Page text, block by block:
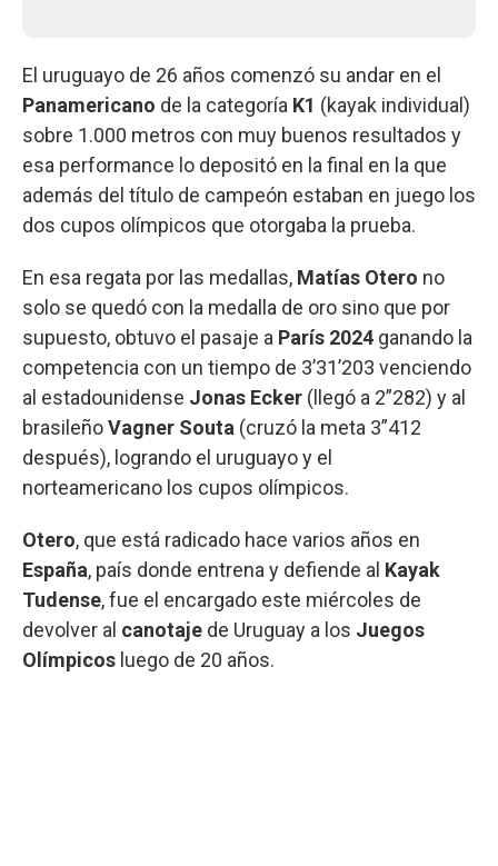
El uruguayo de 26 años comenzó su andar en el
Panamericano de la categoría K1 (kayak individual)
sobre 1.000 metros con muy buenos resultados y
esa performance lo depositó en la final en la que
además del título de campeón estaban en juego los
dos cupos olímpicos que otorgaba la prueba.
En esa regata por las medallas, Matías Otero no
solo se quedó con la medalla de oro sino que por
supuesto, obtuvo el pasaje a París 2024 ganando la
competencia con un tiempo de 3’31’203 venciendo
al estadounidense Jonas Ecker (llegó a 2”282) y al
brasileñoVagner Souta (cruzó la meta 3”412
después), logrando el uruguayo y el
norteamericano los cupos olímpicos.
Otero, que está radicado hace varios años en
España, país donde entrena y defiende al Kayak
Tudense, fue el encargado este miércoles de
devolver al canotaje de Uruguay a los Juegos
Olímpicos luego de 20 años.